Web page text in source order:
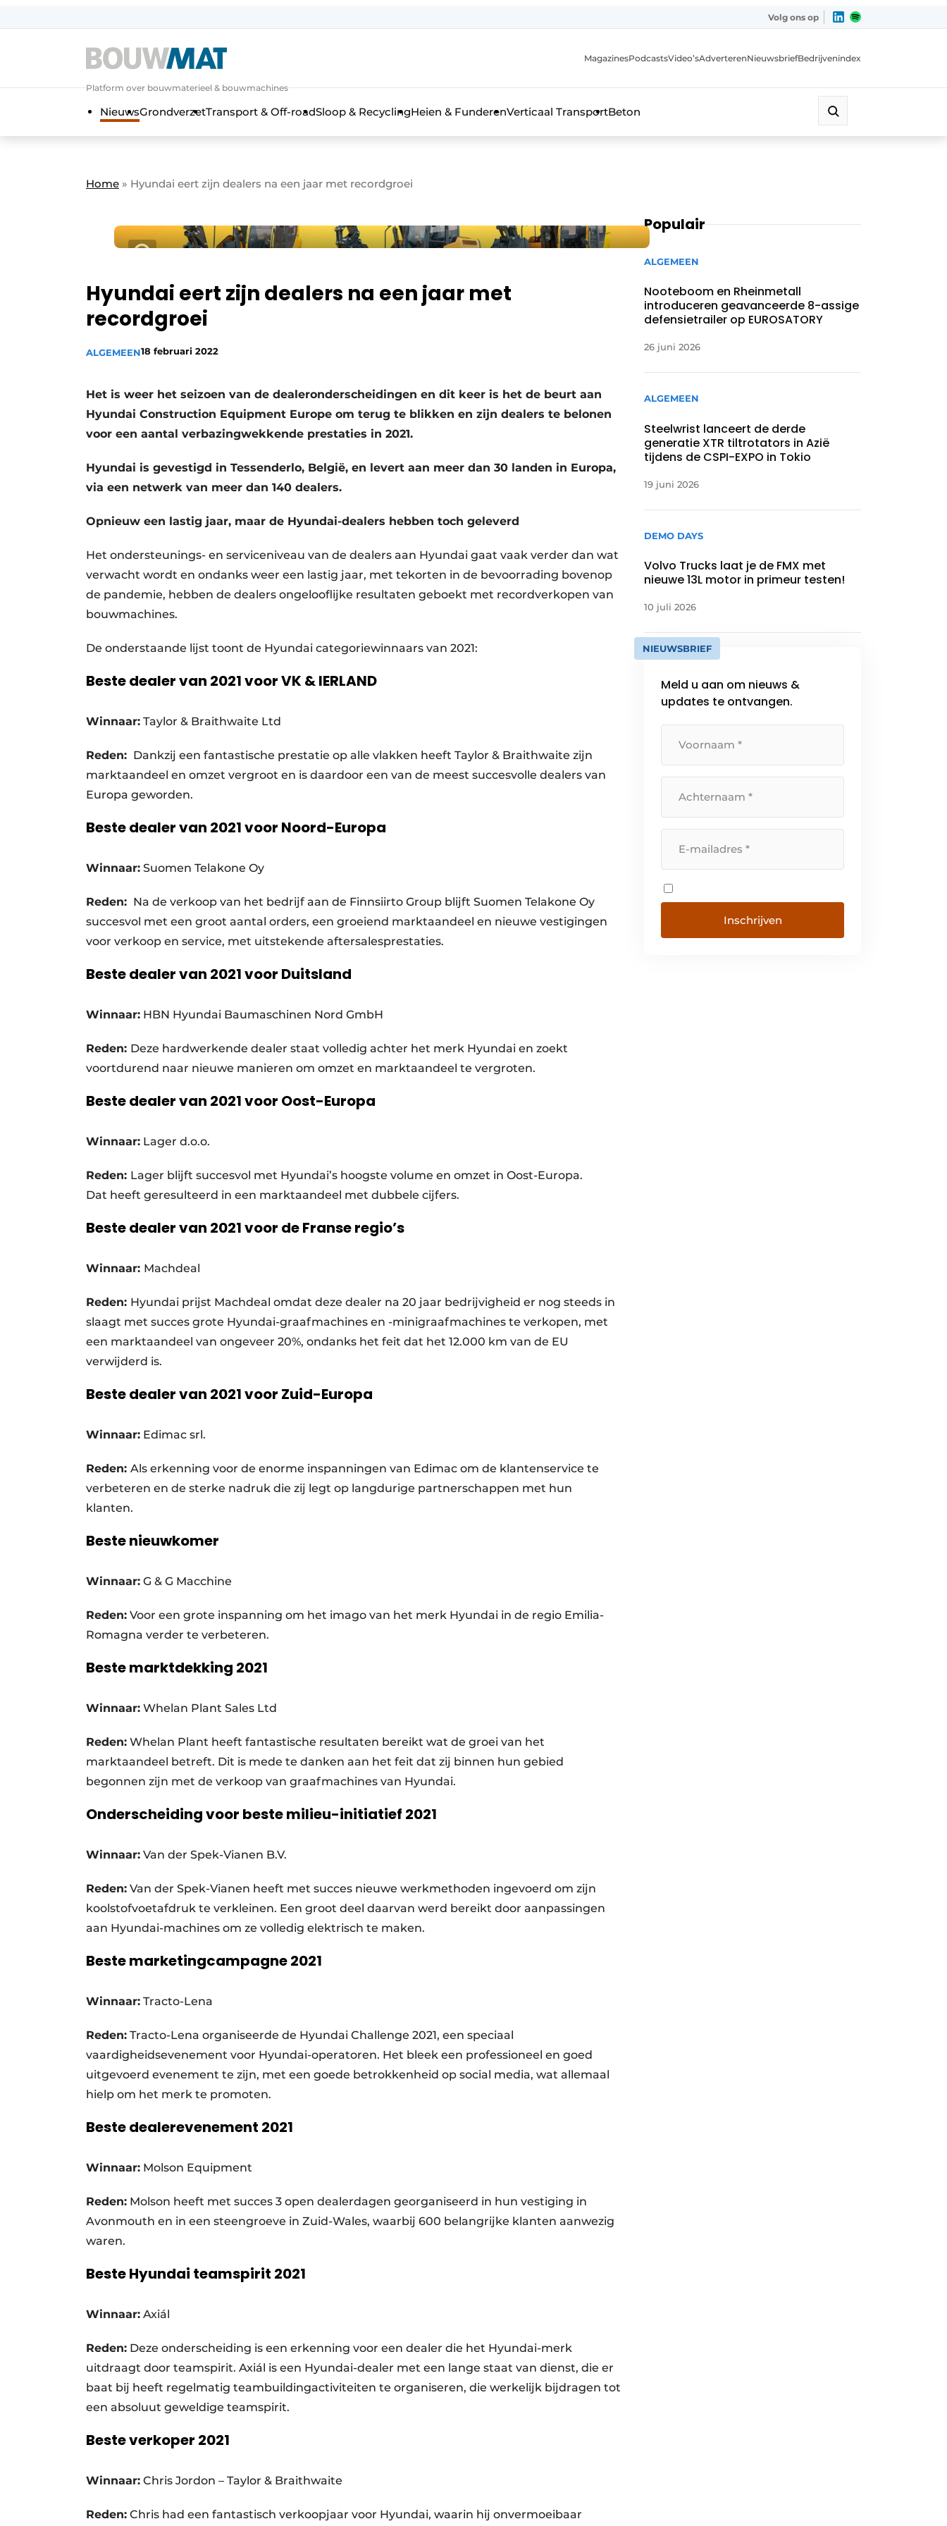
Algemene voorwaarden
BedrijvenAanmeldenAanmelden FR
Bedankt voor de aanmelding
Bedankt voor de aanmelding FR
Bedrijven
Bouwmat | Platform over bouwmaterieel & bouwmachines
Direct contact
Meest gelezen
Podcasts
Privacy / Cookie statement
Vacature aanmelden
Vacatures
Volg ons op
Platform over bouwmaterieel & bouwmachines
MagazinesPodcastsVideo’sAdverterenNieuwsbriefBedrijvenindex
NieuwsGrondverzetTransport & Off-roadSloop & RecyclingHeien & FunderenVerticaal TransportBeton
Home » Hyundai eert zijn dealers na een jaar met recordgroei
Hyundai eert zijn dealers na een jaar met
recordgroei
ALGEMEEN18 februari 2022
Het is weer het seizoen van de dealeronderscheidingen en dit keer is het de beurt aan
Hyundai Construction Equipment Europe om terug te blikken en zijn dealers te belonen
voor een aantal verbazingwekkende prestaties in 2021.
Hyundai is gevestigd in Tessenderlo, België, en levert aan meer dan 30 landen in Europa,
via een netwerk van meer dan 140 dealers.
Opnieuw een lastig jaar, maar de Hyundai-dealers hebben toch geleverd
Het ondersteunings- en serviceniveau van de dealers aan Hyundai gaat vaak verder dan wat
verwacht wordt en ondanks weer een lastig jaar, met tekorten in de bevoorrading bovenop
de pandemie, hebben de dealers ongelooflijke resultaten geboekt met recordverkopen van
bouwmachines.
De onderstaande lijst toont de Hyundai categoriewinnaars van 2021:
Beste dealer van 2021 voor VK & IERLAND
Winnaar: Taylor & Braithwaite Ltd
Reden: Dankzij een fantastische prestatie op alle vlakken heeft Taylor & Braithwaite zijn
marktaandeel en omzet vergroot en is daardoor een van de meest succesvolle dealers van
Europa geworden.
Beste dealer van 2021 voor Noord-Europa
Winnaar: Suomen Telakone Oy
Reden: Na de verkoop van het bedrijf aan de Finnsiirto Group blijft Suomen Telakone Oy
succesvol met een groot aantal orders, een groeiend marktaandeel en nieuwe vestigingen
voor verkoop en service, met uitstekende aftersalesprestaties.
Beste dealer van 2021 voor Duitsland
Winnaar: HBN Hyundai Baumaschinen Nord GmbH
Reden: Deze hardwerkende dealer staat volledig achter het merk Hyundai en zoekt
voortdurend naar nieuwe manieren om omzet en marktaandeel te vergroten.
Beste dealer van 2021 voor Oost-Europa
Winnaar: Lager d.o.o.
Reden: Lager blijft succesvol met Hyundai’s hoogste volume en omzet in Oost-Europa.
Dat heeft geresulteerd in een marktaandeel met dubbele cijfers.
Beste dealer van 2021 voor de Franse regio’s
Winnaar: Machdeal
Reden: Hyundai prijst Machdeal omdat deze dealer na 20 jaar bedrijvigheid er nog steeds in
slaagt met succes grote Hyundai-graafmachines en -minigraafmachines te verkopen, met
een marktaandeel van ongeveer 20%, ondanks het feit dat het 12.000 km van de EU
verwijderd is.
Beste dealer van 2021 voor Zuid-Europa
Winnaar: Edimac srl.
Reden: Als erkenning voor de enorme inspanningen van Edimac om de klantenservice te
verbeteren en de sterke nadruk die zij legt op langdurige partnerschappen met hun
klanten.
Beste nieuwkomer
Winnaar: G & G Macchine
Reden: Voor een grote inspanning om het imago van het merk Hyundai in de regio Emilia-
Romagna verder te verbeteren.
Beste marktdekking 2021
Winnaar: Whelan Plant Sales Ltd
Reden: Whelan Plant heeft fantastische resultaten bereikt wat de groei van het
marktaandeel betreft. Dit is mede te danken aan het feit dat zij binnen hun gebied
begonnen zijn met de verkoop van graafmachines van Hyundai.
Onderscheiding voor beste milieu-initiatief 2021
Winnaar: Van der Spek-Vianen B.V.
Reden: Van der Spek-Vianen heeft met succes nieuwe werkmethoden ingevoerd om zijn
koolstofvoetafdruk te verkleinen. Een groot deel daarvan werd bereikt door aanpassingen
aan Hyundai-machines om ze volledig elektrisch te maken.
Beste marketingcampagne 2021
Winnaar: Tracto-Lena
Reden: Tracto-Lena organiseerde de Hyundai Challenge 2021, een speciaal
vaardigheidsevenement voor Hyundai-operatoren. Het bleek een professioneel en goed
uitgevoerd evenement te zijn, met een goede betrokkenheid op social media, wat allemaal
hielp om het merk te promoten.
Beste dealerevenement 2021
Winnaar: Molson Equipment
Reden: Molson heeft met succes 3 open dealerdagen georganiseerd in hun vestiging in
Avonmouth en in een steengroeve in Zuid-Wales, waarbij 600 belangrijke klanten aanwezig
waren.
Beste Hyundai teamspirit 2021
Winnaar: Axiál
Reden: Deze onderscheiding is een erkenning voor een dealer die het Hyundai-merk
uitdraagt door teamspirit. Axiál is een Hyundai-dealer met een lange staat van dienst, die er
baat bij heeft regelmatig teambuildingactiviteiten te organiseren, die werkelijk bijdragen tot
een absoluut geweldige teamspirit.
Beste verkoper 2021
Winnaar: Chris Jordon – Taylor & Braithwaite
Reden: Chris had een fantastisch verkoopjaar voor Hyundai, waarin hij onvermoeibaar
Populair
ALGEMEEN
Nooteboom en Rheinmetall
introduceren geavanceerde 8-assige
defensietrailer op EUROSATORY
26 juni 2026
ALGEMEEN
Steelwrist lanceert de derde
generatie XTR tiltrotators in Azië
tijdens de CSPI-EXPO in Tokio
19 juni 2026
DEMO DAYS
Volvo Trucks laat je de FMX met
nieuwe 13L motor in primeur testen!
10 juli 2026
NIEUWSBRIEF
Meld u aan om nieuws &
updates te ontvangen.